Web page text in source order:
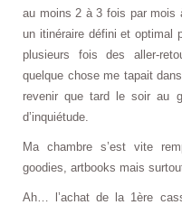
au moins 2 à 3 fois par mois
un itinéraire défini et optimal
plusieurs fois des aller-
quelque chose me tapait
revenir que tard le soir au
d’inquiétude.
Ma chambre s’est vite
goodies, artbooks mais
Ah… l’achat de la 1ère